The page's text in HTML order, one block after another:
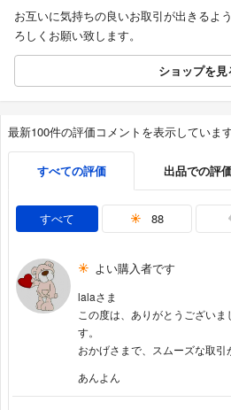
お互いに気持ちの良いお取引が出きるよ
ろしくお願い致します。
ショップを見
最新100件の評価コメントを表示していま
すべての評価 出品での評
すべて 88
よい購入者です
lalaさま
この度は、ありがとうござい
す。
おかげさまで、スムーズな取引
あんよん